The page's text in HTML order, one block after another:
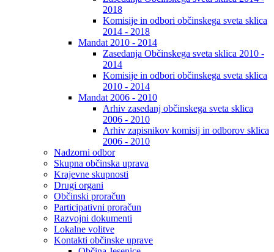
2018
Komisije in odbori občinskega sveta sklica
2014 - 2018
Mandat 2010 - 2014
Zasedanja Občinskega sveta sklica 2010 -
2014
Komisije in odbori občinskega sveta sklica
2010 - 2014
Mandat 2006 - 2010
Arhiv zasedanj občinskega sveta sklica
2006 - 2010
Arhiv zapisnikov komisij in odborov sklica
2006 - 2010
Nadzorni odbor
Skupna občinska uprava
Krajevne skupnosti
Drugi organi
Občinski proračun
Participativni proračun
Razvojni dokumenti
Lokalne volitve
Kontakti občinske uprave